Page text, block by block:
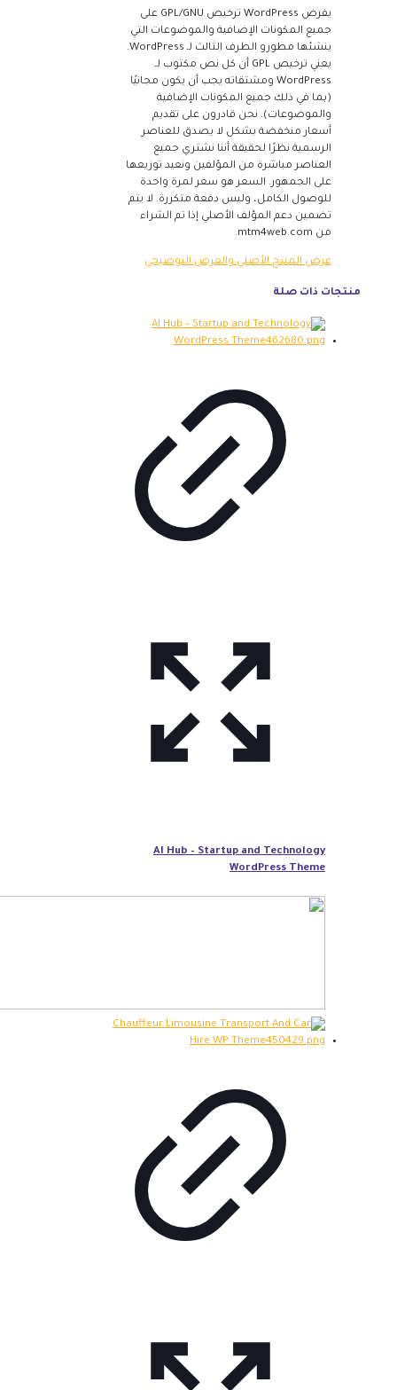
يفرض WordPress ترخيص GPL/GNU على
جميع المكونات الإضافية والموضوعات التي
ينشئها مطورو الطرف الثالث لـ WordPress.
يعني ترخيص GPL أن كل نص مكتوب لـ
WordPress ومشتقاته يجب أن يكون مجانيًا
(بما في ذلك جميع المكونات الإضافية
والموضوعات). نحن قادرون على تقديم
أسعار منخفضة بشكل لا يصدق للعناصر
الرسمية نظرًا لحقيقة أننا نشتري جميع
العناصر مباشرة من المؤلفين ونعيد توزيعها
على الجمهور. السعر هو سعر لمرة واحدة
للوصول الكامل، وليس دفعة متكررة. لا يتم
تضمين دعم المؤلف الأصلي إذا تم الشراء
من mtm4web.com.
عرض المنتج الأصلي والعرض التوضيحي
منتجات ذات صلة
AI Hub – Startup and Technology
WordPress Theme